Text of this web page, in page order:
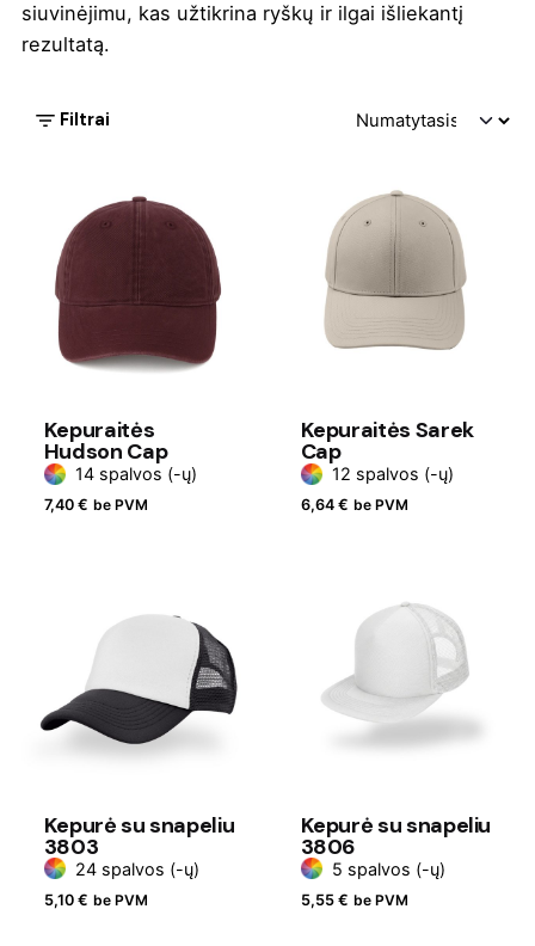
siuvinėjimu, kas užtikrina ryškų ir ilgai išliekantį
rezultatą.
Filtrai
Kepuraitės
Hudson Cap
14 spalvos (-ų)
7,40 € be PVM
Kepuraitės Sarek
Cap
12 spalvos (-ų)
6,64 € be PVM
Kepurė su snapeliu
3803
24 spalvos (-ų)
5,10 € be PVM
Kepurė su snapeliu
3806
5 spalvos (-ų)
5,55 € be PVM